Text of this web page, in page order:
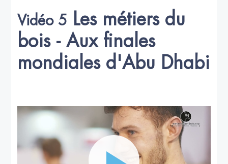
Vidéo 5
Les métiers du
bois - Aux finales
mondiales d'Abu Dhabi